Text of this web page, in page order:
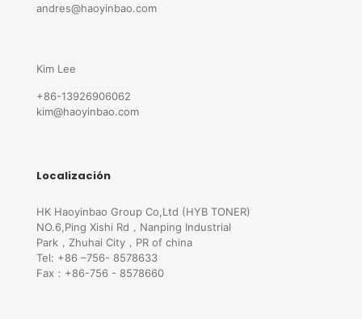
andres@haoyinbao.com
Kim Lee
+86-13926906062
kim@haoyinbao.com
Localización
HK Haoyinbao Group Co,Ltd (HYB TONER)
NO.6,Ping Xishi Rd，Nanping Industrial
Park，Zhuhai City，PR of china
Tel: +86 –756- 8578633
Fax：+86-756 - 8578660